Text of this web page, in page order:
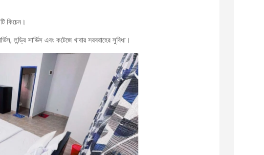
কিচেন।
লন্ড্রি সার্ভিস এবং কটেজে খাবার সরবরাহের সুবিধা।